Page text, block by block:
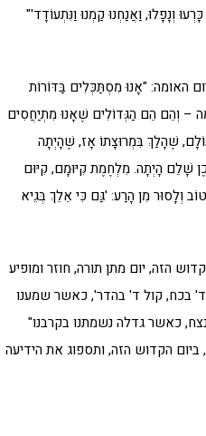
וְנָפָלוּ, וַאֲנַחְנוּ קַמְנוּ וַנִּתְעוֹדָד'"
האומה: "אָנוּ מִסְתַּכְּלִים בַּדּוֹרוֹת
– וְהֵם הֵם הַגְּדוֹלִים שֶׁאָנוּ מִתְיַחֲסִים
שֶׁהָלַךְ בִּמְרוּצָתוֹ אָז, שֶׁהָיְתָה
שָׁלֵם הָיְתָה. מִלְחֶמֶת קִיּוּמָם, קִיּוּם
וְלָסוּר מִן הָרַע: 'גַּם כִּי אֵלֵךְ בְּגֵיא
הזה, יום מתן תורה, חוזר ומופיע
ד' בכח, קול ד' בהדר', כאשר שמענו
כאשר גדלה נשמתנו בקרבנו"
ישראל, ביום הקדוש הזה, ותספוג את הידיעה